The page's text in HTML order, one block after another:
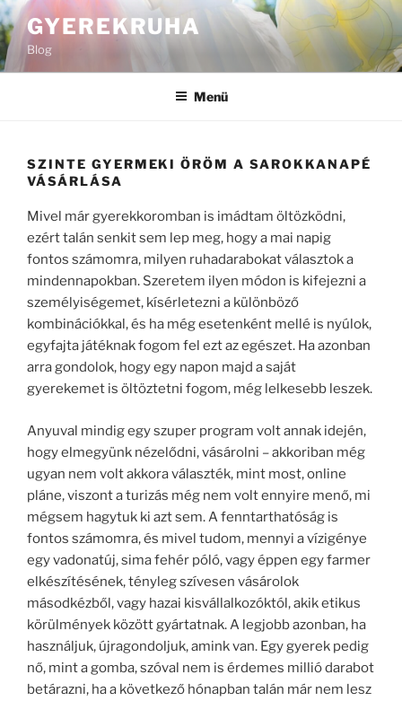
Tartalomhoz
GYEREKRUHA
Blog
Menü
SZINTE GYERMEKI ÖRÖM A SAROKKANAPÉ
VÁSÁRLÁSA
Mivel már gyerekkoromban is imádtam öltözködni,
ezért talán senkit sem lep meg, hogy a mai napig
fontos számomra, milyen ruhadarabokat választok a
mindennapokban. Szeretem ilyen módon is kifejezni a
személyiségemet, kísérletezni a különböző
kombinációkkal, és ha még esetenként mellé is nyúlok,
egyfajta játéknak fogom fel ezt az egészet. Ha azonban
arra gondolok, hogy egy napon majd a saját
gyerekemet is öltöztetni fogom, még lelkesebb leszek.
Anyuval mindig egy szuper program volt annak idején,
hogy elmegyünk nézelődni, vásárolni – akkoriban még
ugyan nem volt akkora választék, mint most, online
pláne, viszont a turizás még nem volt ennyire menő, mi
mégsem hagytuk ki azt sem. A fenntarthatóság is
fontos számomra, és mivel tudom, mennyi a vízigénye
egy vadonatúj, sima fehér póló, vagy éppen egy farmer
elkészítésének, tényleg szívesen vásárolok
másodkézből, vagy hazai kisvállalkozóktól, akik etikus
körülmények között gyártatnak. A legjobb azonban, ha
használjuk, újragondoljuk, amink van. Egy gyerek pedig
nő, mint a gomba, szóval nem is érdemes millió darabot
betárazni, ha a következő hónapban talán már nem lesz